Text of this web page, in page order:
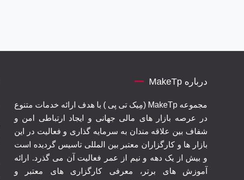
درباره MakeTp
مجموعه MakeTp (مِیک تی پی ) با هدف ارائه خدمات متنوع
در عرصه بازار های مالی جهانی و ایجاد ارتباطی امن و
شفاف بین علاقه مندان به سرمایه گذاری و فعالیت در این
بازار ها و کارگزاران معتبر بین المللی تاسیس گردیده است
و بیش از یک دهه و نیم از عمر فعالیت آن می گذرد. ارائه
آموزش های برتر‍، معرفی کارگزاری های معتبر و